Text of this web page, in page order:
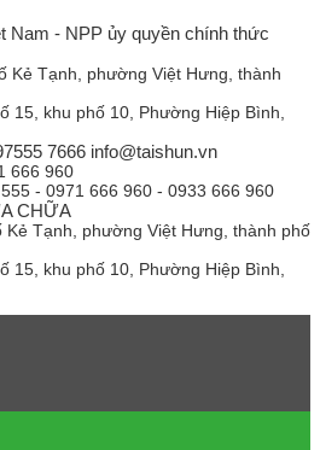
Nam - NPP ủy quyền chính thức
Kẻ Tạnh, phường Việt Hưng, thành
15, khu phố 10, Phường Hiệp Bình,
7666 info@taishun.vn
666 960
- 0971 666 960 - 0933 666 960
CHỮA
Tạnh, phường Việt Hưng, thành phố
15, khu phố 10, Phường Hiệp Bình,